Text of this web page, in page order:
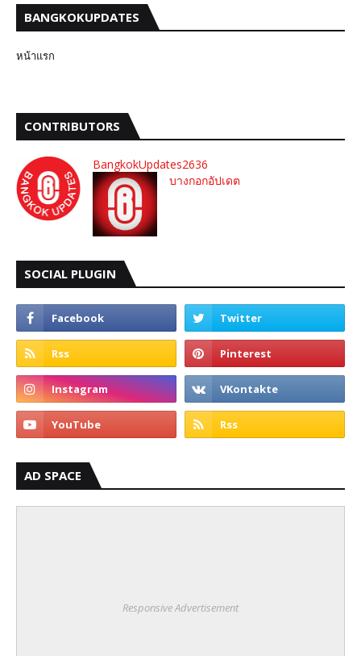
BANGKOKUPDATES
หน้าแรก
CONTRIBUTORS
BangkokUpdates2636
บางกอกอัปเดต
SOCIAL PLUGIN
AD SPACE
Responsive Advertisement